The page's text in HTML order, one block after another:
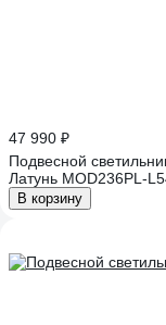
47 990 ₽
Подвесной
Латунь MOD236PL-
В корзину